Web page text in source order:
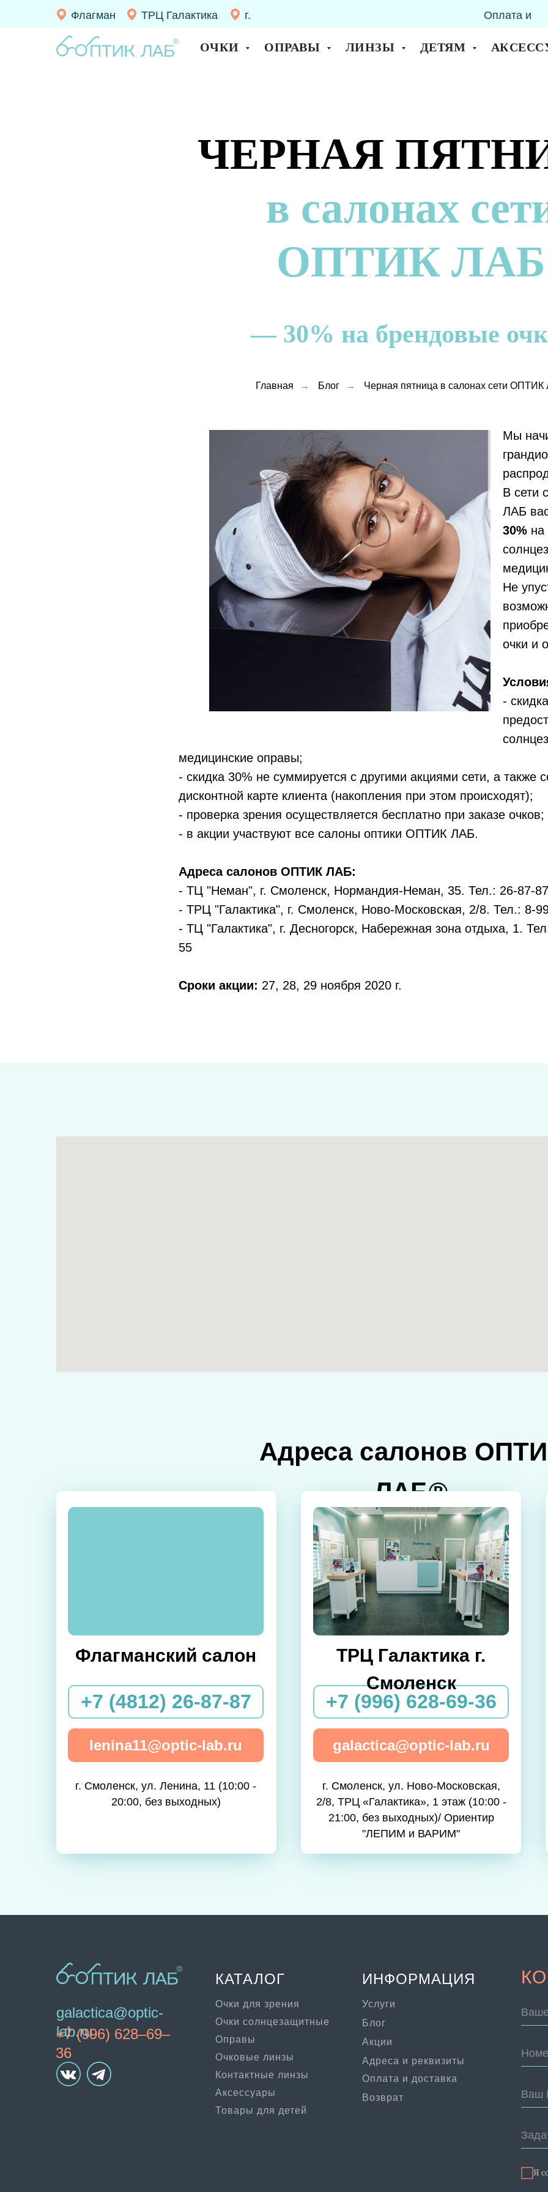
Флагман ТРЦ Галактика
Оплата и
г.
ОЧКИ ОПРАВЫ ЛИНЗЫ ДЕТЯМ
ЧЕРНАЯ
в салонах
ОПТИК ЛАБ
— 30% на брендовые
Главная → Блог → Черная пятница в салонах сети
Мы
В сети
ЛАБ
30% на
Не
очки и
- скидка
медицинские оправы;
- скидка 30% не суммируется с другими акциями сети, а также
дисконтной карте клиента (накопления при этом происходят);
- проверка зрения осуществляется бесплатно при заказе очков;
- в акции участвуют все салоны оптики ОПТИК ЛАБ.
Адреса салонов ОПТИК ЛАБ:
- ТЦ "Неман", г. Смоленск, Нормандия-Неман, 35. Тел.: 26-87-87
- ТРЦ "Галактика", г. Смоленск, Ново-Московская, 2/8. Тел.: 8-
- ТЦ "Галактика", г. Десногорск, Набережная зона отдыха, 1.
55
Сроки акции: 27, 28, 29 ноября 2020 г.
Адреса салонов
ЛАБ®
г. Смоленск, ул. Ленина, 11 (10:00 -
20:00, без выходных)
Флагманский салон
+7 (4812) 26-87-87
lenina11@optic-lab.ru
+7 (996) 628-69-36
galactica@optic-lab.ru
ТРЦ Галактика г.
Смоленск
г. Смоленск, ул. Ново-Московская,
2/8, ТРЦ «Галактика», 1 этаж (10:00 -
21:00, без выходных)/ Ориентир
"ЛЕПИМ и ВАРИМ"
galactica@optic-
lab.ru
Очки для зрения
Очки солнцезащитные
Очковые линзы
Оправы
Контактные линзы
Аксессуары
Товары для детей
+7 (996) 628–69–
36
ИНФОРМАЦИЯ
Услуги
КАТАЛОГ
Адреса и реквизиты
Ваш
Я
Оплата и доставка
Возврат
Блог
Акции